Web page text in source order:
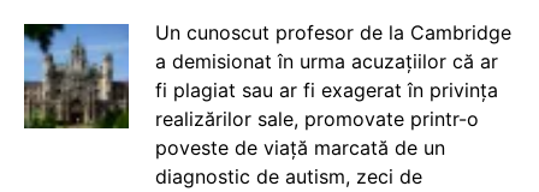
Un cunoscut profesor de la Cambridge
a demisionat în urma acuzațiilor că ar
fi plagiat sau ar fi exagerat în privința
realizărilor sale, promovate printr-o
poveste de viață marcată de un
diagnostic de autism, zeci de